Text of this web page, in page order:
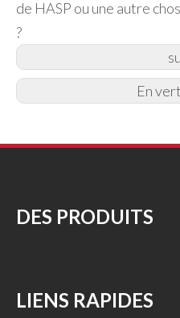
de HASP ou une autre
?
En
DES PRODUITS
LIENS RAPIDES